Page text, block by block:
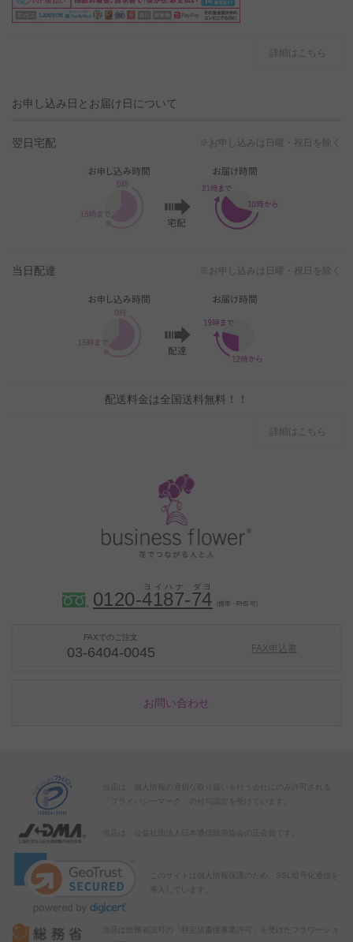
詳細はこちら
お申し込み日とお届け日について
翌日宅配 ※お申し込みは日曜・祝日を除く
当日配達 ※お申し込みは日曜・祝日を除く
配送料金は全国送料無料！！
詳細はこちら
0120-4187-74 （携帯・PHS 可）
FAXでのご注文
03-6404-0045 FAX申込書
お問い合わせ
当店は、個人情報の適切な取り扱いを行う会社にのみ許可される
「プライバシーマーク」の付与認定を受けています。
当店は、公益社団法人日本通信販売協会の正会員です。
このサイトは個人情報保護のため、SSL暗号化通信を
導入しています。
当店は総務省認可の「特定信書便事業許可」を受けたフラワーショ